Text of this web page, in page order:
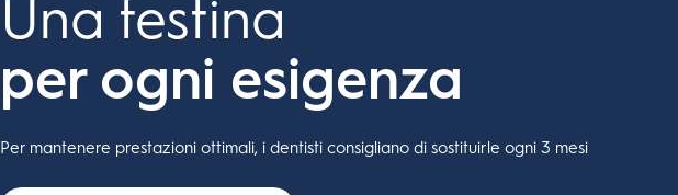
Una testina
per ogni esigenza
Per mantenere prestazioni ottimali, i dentisti consigliano di sostituirle ogni 3 mesi